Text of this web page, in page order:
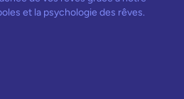
et la psychologie des rêves.